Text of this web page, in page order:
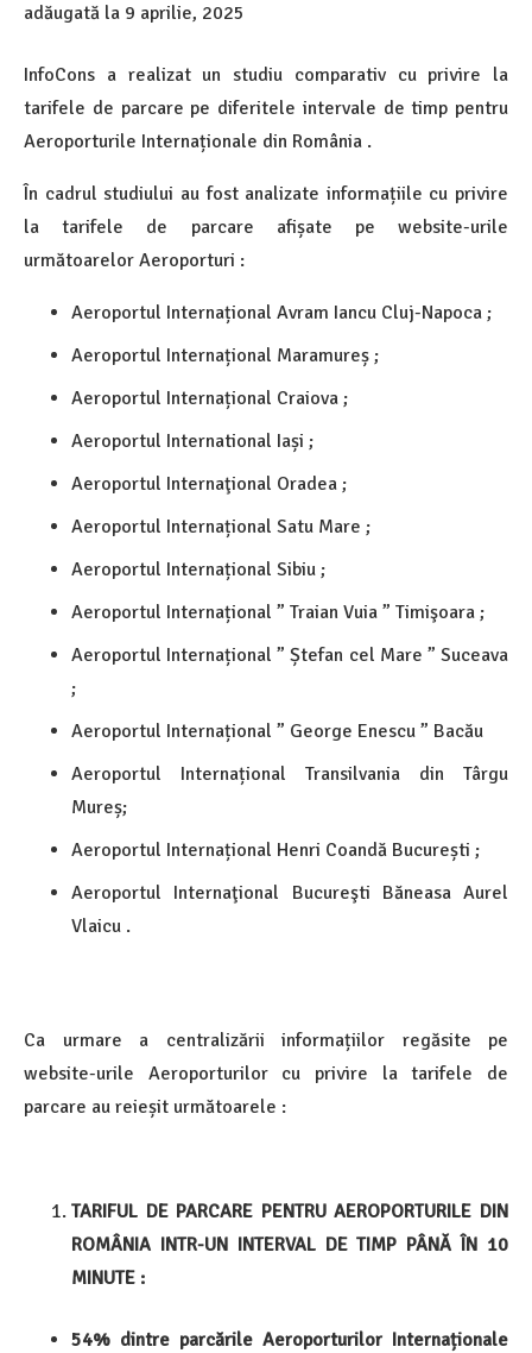
adăugată la 9 aprilie, 2025
InfoCons a realizat un studiu comparativ cu privire la
tarifele de parcare pe diferitele intervale de timp pentru
Aeroporturile Internaționale din România .
În cadrul studiului au fost analizate informațiile cu privire
la tarifele de parcare afișate pe website-urile
următoarelor Aeroporturi :
Aeroportul Internațional Avram Iancu Cluj-Napoca ;
Aeroportul Internațional Maramureș ;
Aeroportul Internațional Craiova ;
Aeroportul International Iași ;
Aeroportul Internaţional Oradea ;
Aeroportul Internațional Satu Mare ;
Aeroportul Internațional Sibiu ;
Aeroportul Internațional ” Traian Vuia ” Timişoara ;
Aeroportul Internațional ” Ștefan cel Mare ” Suceava
;
Aeroportul Internațional ” George Enescu ” Bacău
Aeroportul Internațional Transilvania din Târgu
Mureș;
Aeroportul Internațional Henri Coandă București ;
Aeroportul Internaţional Bucureşti Băneasa Aurel
Vlaicu .
Ca urmare a centralizării informațiilor regăsite pe
website-urile Aeroporturilor cu privire la tarifele de
parcare au reieșit următoarele :
TARIFUL DE PARCARE PENTRU AEROPORTURILE DIN
ROMÂNIA INTR-UN INTERVAL DE TIMP PÂNĂ ÎN 10
MINUTE :
54% dintre parcările Aeroporturilor Internaționale